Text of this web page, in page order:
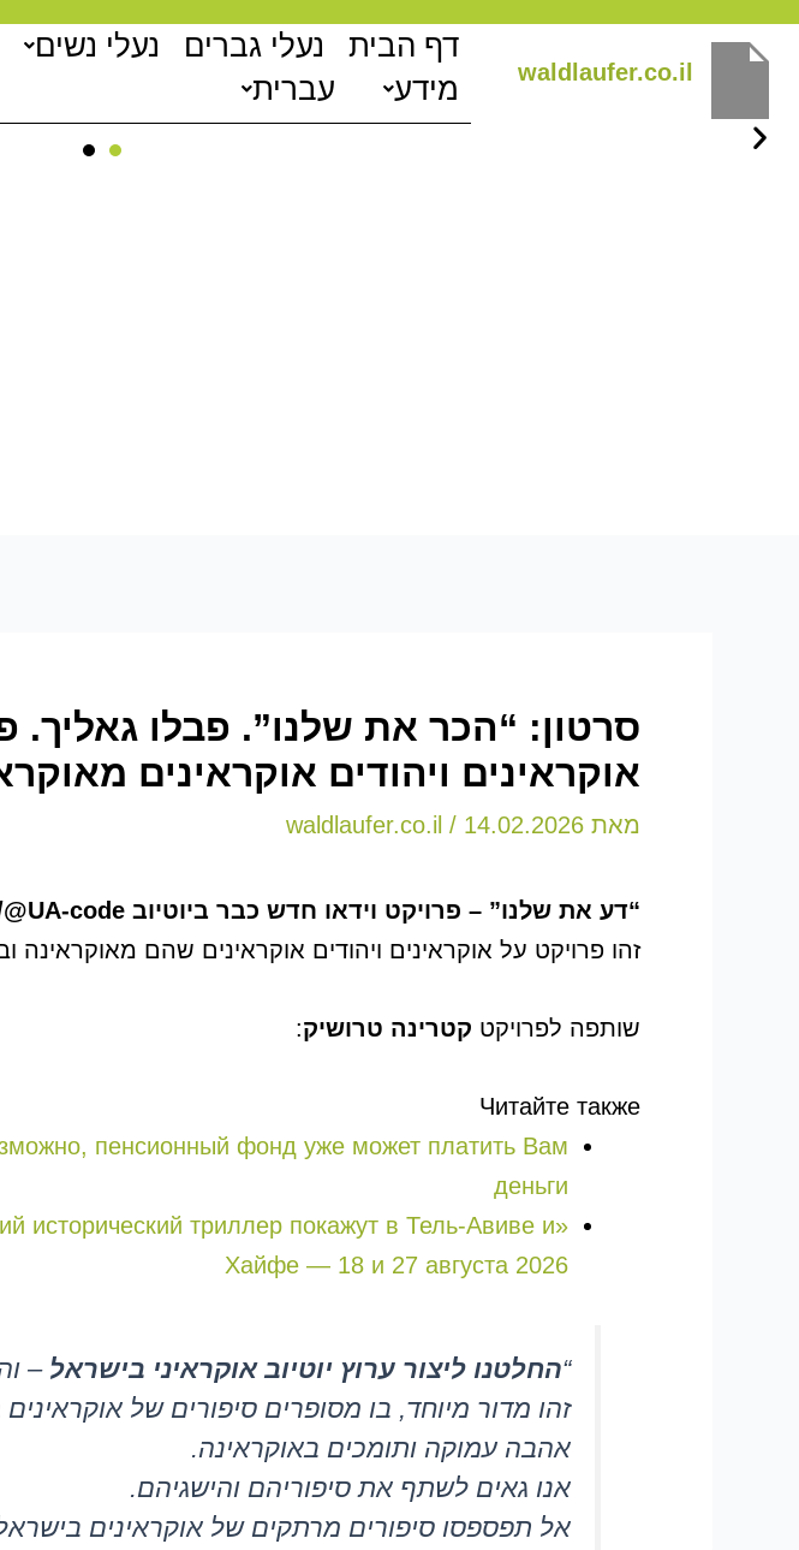
דילוג
לתוכן
waldlaufer.co.il
דף הבית נעלי גברים נעלי נשים
מידע
עברית
אוקראינים ויהודים אוקראינים
מאת waldlaufer.co.il / 14.02.2026
“דע את שלנו” – פרויקט וידאו חדש כבר ביוטיוב https://www.youtube.com/@UA-code.
זהו פרויקט על אוקראינים ויהודים אוקראינים שהם מאוקראינה
שותפה לפרויקט קטרינה טרושיק:
Читайте также
пенсионный фонд уже может платить Вам
деньги
исторический триллер покажут в Тель-Авиве и
Хайфе — 18 и 27 августа 2026
“החלטנו ליצור ערוץ יוטיוב אוקראיני בישראל –
זהו מדור מיוחד, בו מסופרים סיפורים של
אהבה עמוקה ותומכים באוקראינה.
אנו גאים לשתף את סיפוריהם והישגיהם.
אל תפספסו סיפורים מרתקים של אוקראינים